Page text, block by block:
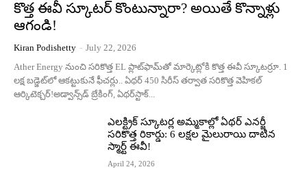
కొత్త ఈవీ స్కూట‌ర్ కొంటున్నారా? అయితే కొన్నాళ్లు
ఆగండి!
Kiran Podishetty - July 22, 2026
Ather Energy నుంచి సరికొత్త EL ప్లాట్‌ఫామ్‌తో మార్కెట్లోకి కొత్త ఈవీ స్కూటర్రూ. 1
లక్ష బడ్జెట్‌లో ఆకట్టుకునే ఫీచర్లు.. ఏథర్ 450 సిరీస్ తర్వాత సరికొత్త వెహికల్
ఆర్కిటెక్చర్!అడ్వాన్స్‌డ్ బ్రేకింగ్, ఏథర్‌స్టాక్...
ఎలక్ట్రిక్ స్కూటర్ల అమ్మకాల్లో ఏథర్ ఎనర్జీ
సరికొత్త రికార్డు: 6 లక్షల మైలురాయి దాటిన
స్మార్ట్ ఈవీ!
April 24, 2026